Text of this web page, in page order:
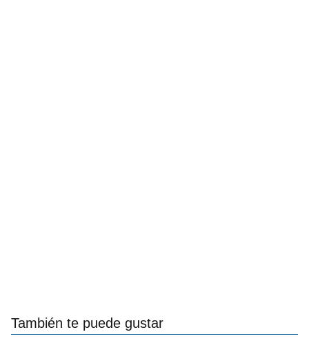
También te puede gustar